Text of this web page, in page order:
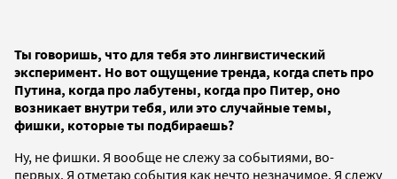
Ты говоришь, что для тебя это лингвистический
эксперимент. Но вот ощущение тренда, когда спеть про
Путина, когда про лабутены, когда про Питер, оно
возникает внутри тебя, или это случайные темы,
фишки, которые ты подбираешь?
Ну, не фишки. Я вообще не слежу за событиями, во-
первых. Я отметаю события как нечто незначимое. Я слежу